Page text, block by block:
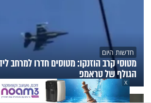
חדשות היום
מטוסי קרב הוזנקו: מטוסים חדרו למרחב
הגולף של טראמפ
X